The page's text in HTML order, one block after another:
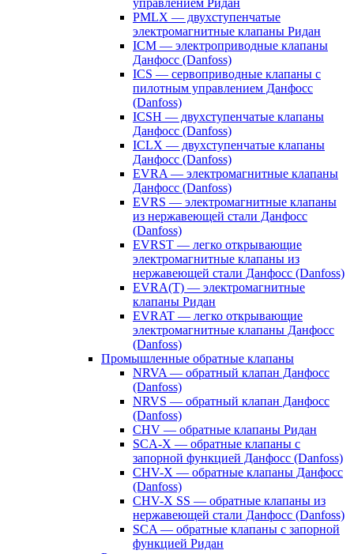
управлением Ридан
PMLX — двухступенчатые
электромагнитные клапаны Ридан
ICM — электроприводные клапаны
Данфосс (Danfoss)
ICS — сервоприводные клапаны с
пилотным управлением Данфосс
(Danfoss)
ICSH — двухступенчатые клапаны
Данфосс (Danfoss)
ICLX — двухступенчатые клапаны
Данфосс (Danfoss)
EVRA — электромагнитные клапаны
Данфосс (Danfoss)
EVRS — электромагнитные клапаны
из нержавеющей стали Данфосс
(Danfoss)
EVRST — легко открывающие
электромагнитные клапаны из
нержавеющей стали Данфосс (Danfoss)
EVRA(T) — электромагнитные
клапаны Ридан
EVRAT — легко открывающие
электромагнитные клапаны Данфосс
(Danfoss)
Промышленные обратные клапаны
NRVA — обратный клапан Данфосс
(Danfoss)
NRVS — обратный клапан Данфосс
(Danfoss)
CHV — обратные клапаны Ридан
SCA-X — обратные клапаны с
запорной функцией Данфосс (Danfoss)
CHV-X — обратные клапаны Данфосс
(Danfoss)
CHV-X SS — обратные клапаны из
нержавеющей стали Данфосс (Danfoss)
SCA — обратные клапаны с запорной
функцией Ридан